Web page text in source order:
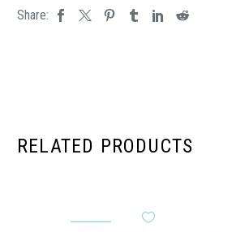
Share:
RELATED PRODUCTS